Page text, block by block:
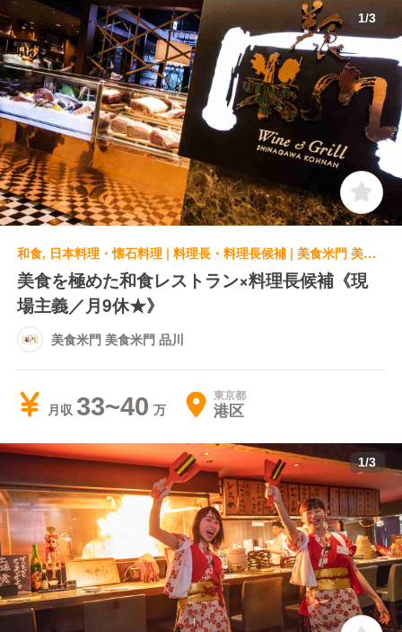
1/3
和食, 日本料理・懐石料理 | 料理長・料理長候補 | 美食米門 美食米門 品川
美食を極めた和食レストラン×料理長候補《現
場主義／月9休★》
美食米門 美食米門 品川
月収 33~40 東京都
港区
1/3